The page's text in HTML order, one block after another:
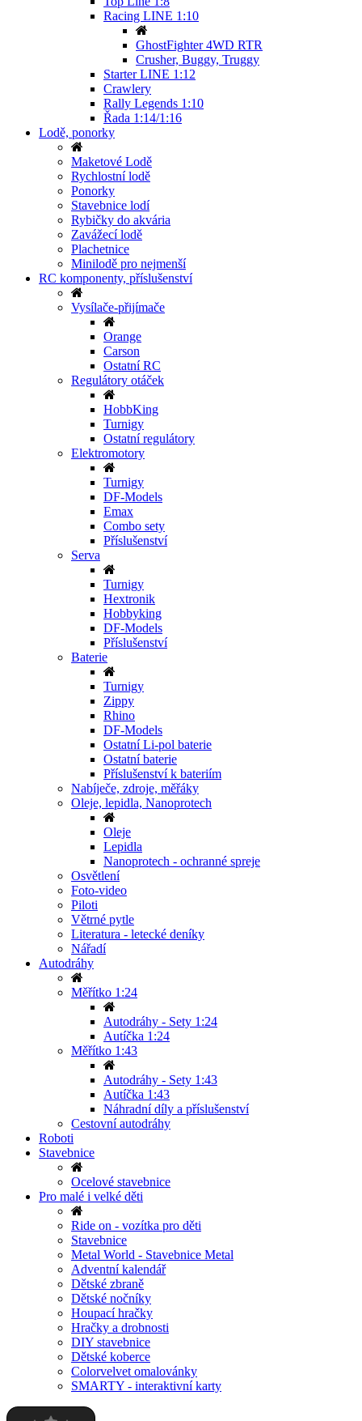
Racing LINE 1:10
GhostFighter 4WD RTR
Crusher, Buggy, Truggy
Starter LINE 1:12
Crawlery
Rally Legends 1:10
Řada 1:14/1:16
Lodě, ponorky
Maketové Lodě
Rychlostní lodě
Ponorky
Stavebnice lodí
Rybičky do akvária
Zavážecí lodě
Plachetnice
Minilodě pro nejmenší
RC komponenty, příslušenství
Vysílače-přijímače
Orange
Carson
Ostatní RC
Regulátory otáček
HobbKing
Turnigy
Ostatní regulátory
Elektromotory
Turnigy
DF-Models
Emax
Combo sety
Příslušenství
Serva
Turnigy
Hextronik
Hobbyking
DF-Models
Příslušenství
Baterie
Turnigy
Zippy
Rhino
DF-Models
Ostatní Li-pol baterie
Ostatní baterie
Příslušenství k bateriím
Nabíječe, zdroje, měřáky
Oleje, lepidla, Nanoprotech
Oleje
Lepidla
Nanoprotech - ochranné spreje
Osvětlení
Foto-video
Piloti
Větrné pytle
Literatura - letecké deníky
Nářadí
Autodráhy
Měřítko 1:24
Autodráhy - Sety 1:24
Autíčka 1:24
Měřítko 1:43
Autodráhy - Sety 1:43
Autíčka 1:43
Náhradní díly a příslušenství
Cestovní autodráhy
Roboti
Stavebnice
Ocelové stavebnice
Pro malé i velké děti
Ride on - vozítka pro děti
Stavebnice
Metal World - Stavebnice Metal
Adventní kalendář
Dětské zbraně
Dětské nočníky
Houpací hračky
Hračky a drobnosti
DIY stavebnice
Dětské koberce
Colorvelvet omalovánky
SMARTY - interaktivní karty